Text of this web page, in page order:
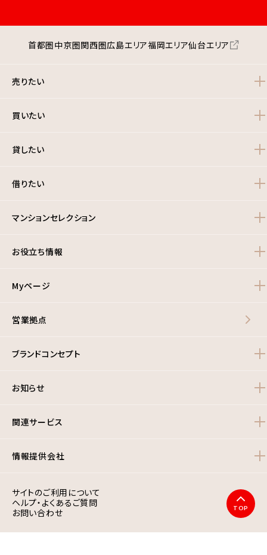
首都圏中京圏関西圏広島エリア福岡エリア仙台エリア
売りたい
買いたい
貸したい
借りたい
マンションセレクション
お役立ち情報
Myページ
営業拠点
ブランドコンセプト
お知らせ
関連サービス
情報提供会社
サイトのご利用について
ヘルプ・よくあるご質問
お問い合わせ
TOP